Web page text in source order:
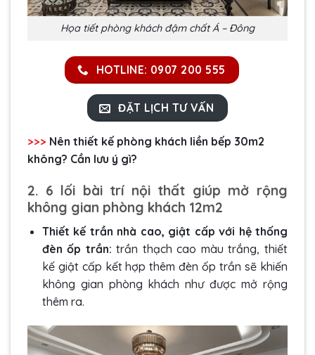
Họa tiết phòng khách đậm chất Á – Đông
HOTLINE: 0907 200 555
ĐẶT LỊCH TƯ VẤN
>>> Nên thiết kế phòng khách liền bếp 30m2
không? Cần lưu ý gì?
2. 6 lối bài trí nội thất giúp mở rộng
không gian phòng khách 12m2
Thiết kế trần nhà cao, giật cấp với hệ thống
đèn ốp trần: trần thạch cao màu trắng, thiết
kế giật cấp kết hợp thêm đèn ốp trần sẽ khiến
không gian phòng khách như được mở rộng
thêm ra.